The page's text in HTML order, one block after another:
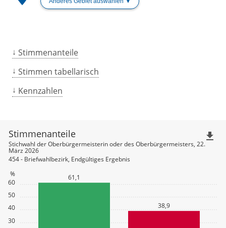
Stimmenanteile
Stimmen tabellarisch
Kennzahlen
30
40
50
60
% 61,1
38,9
Stimmenanteile
Stichwahl der Oberbürgermeisterin oder des Oberbürgermeisters, 22.
März 2026
454 - Briefwahlbezirk, Endgültiges Ergebnis
file_download